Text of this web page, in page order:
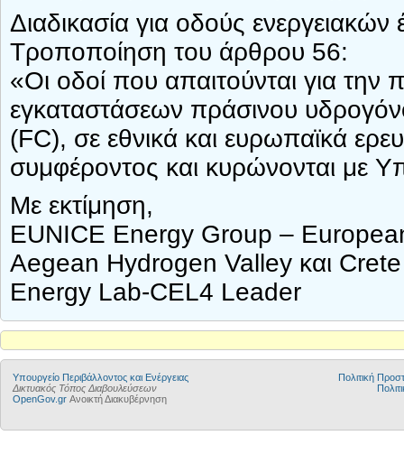
Διαδικασία για οδούς ενεργειακών
Τροποποίηση του άρθρου 56:
«Οι οδοί που απαιτούνται για
εγκαταστάσεων πράσινου
(FC), σε εθνικά και ευρωπαϊκά
συμφέροντος και κυρώνονται με
Με εκτίμηση,
EUNICE Energy Group –
Aegean Hydrogen Valley και
Energy Lab-CEL4 Leader
Yπουργείο Περιβάλλοντος και Ενέργειας
Δικτυακός Τόπος Διαβουλεύσεων
OpenGov.gr Ανοικτή Διακυβέρνηση
Πολιτική